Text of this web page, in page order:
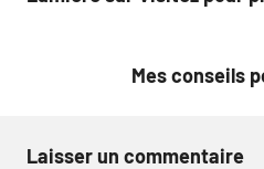
de
Mes conseils
Laisser un commentaire